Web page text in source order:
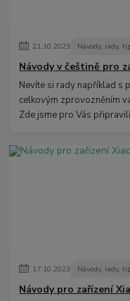
21.10.2023 Návody, rady,
Návody v češtině pro
Nevíte si rady například s
celkovým zprovozněním
Zde jsme pro Vás
17.10.2023 Návody, rady,
Návody pro zařízení